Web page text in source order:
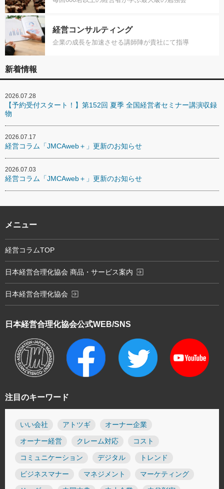
経営コンサルティング
企業の成長を加速させる講師陣が貴社にて指導
新着情報
2026.07.28
【予約受付スタート！】第152回 夏季 全国経営者セミナー講演収録
物
2026.07.17
経営コラム「JMCAweb＋」更新のお知らせ
2026.07.03
経営コラム「JMCAweb＋」更新のお知らせ
注目のキーワード
いい会社 アトツギ オーナー企業
オーナー経営 クレーム対応 コスト
コミュニケーション デジタル トレンド
ビジネスマナー マネジメント マーケティング
日本経営合理化協会公式WEB/SNS
メニュー
経営コラムTOP
日本経営合理化協会 商品・サービス案内 exit_to_app
日本経営合理化協会 exit_to_app